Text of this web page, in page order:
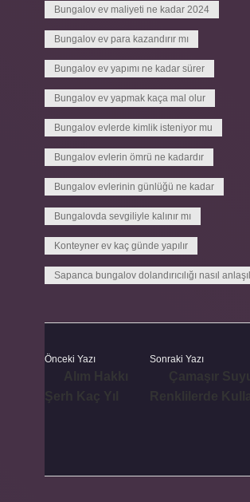
Bungalov ev maliyeti ne kadar 2024
Bungalov ev para kazandırır mı
Bungalov ev yapımı ne kadar sürer
Bungalov ev yapmak kaça mal olur
Bungalov evlerde kimlik isteniyor mu
Bungalov evlerin ömrü ne kadardır
Bungalov evlerinin günlüğü ne kadar
Bungalovda sevgiliyle kalınır mı
Konteyner ev kaç günde yapılır
Sapanca bungalov dolandırıcılığı nasıl
Önceki Yazı Sonraki Yazı